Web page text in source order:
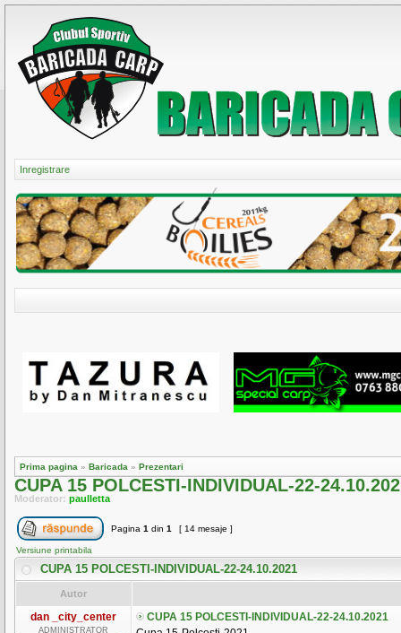
Inregistrare
Prima pagina » Baricada » Prezentari
CUPA 15 POLCESTI-INDIVIDUAL-22-
Moderator: paulletta
Pagina 1 din 1 [ 14 mesaje ]
Versiune printabila
CUPA 15 POLCESTI-INDIVIDUAL-22-24.10.2021
Autor
dan _city_center
ADMINISTRATOR
CUPA 15 POLCESTI-INDIVIDUAL-22-24.10.2021